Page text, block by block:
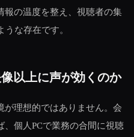
報の温度を整え、視聴者の集
な存在です。
以上に声が効くのか
が理想的ではありません。会
個人PCで業務の合間に視聴